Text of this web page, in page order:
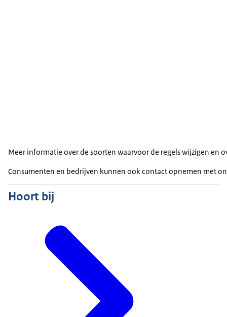
Meer informatie over de soorten waarvoor de regels wijzigen en
Consumenten en bedrijven kunnen ook contact opnemen met
Hoort bij